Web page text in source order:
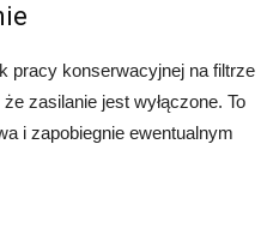
pracy konserwacyjnej na filtrze
zasilanie jest wyłączone. To
i zapobiegnie ewentualnym